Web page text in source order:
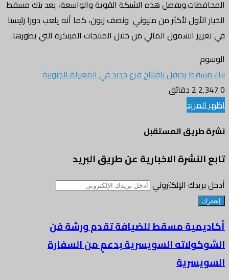
المحافظات.وبفضل هذه الشبكة القوية والواسعة، يعد بنك مسقط
الخيار الأول لأكثر من مليوني ونصف زبون، كما أنه يلعب دورا رئيسيا
في تعزيز الشمول المالي من خلال المنتجات المبتكرة التي يطورها.
الوسوم
بنك مسقط يحتفل بافتتاح فرع جديد في المعبيلة الجنوبية
0
2 دقائق
اظهر المزيد
نشرة طريق المستقبل
تابع النشرة الاخبارية عن طريق البريد
أدخل بريدك الإلكتروني
أكاديمية مسقط للضيافة تقدم ورشة فن
الشوكولاته السويسرية بدعمٍ من السفارة
السويسرية